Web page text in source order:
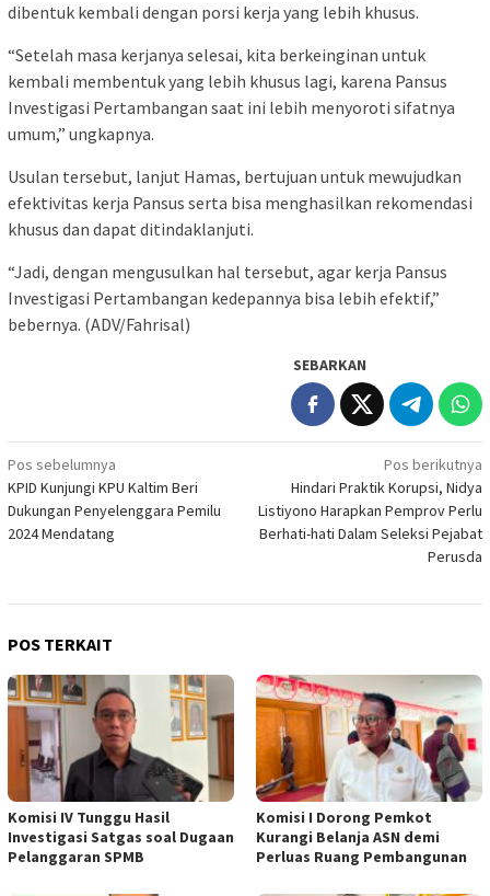
dibentuk kembali dengan porsi kerja yang lebih khusus.
“Setelah masa kerjanya selesai, kita berkeinginan untuk
kembali membentuk yang lebih khusus lagi, karena Pansus
Investigasi Pertambangan saat ini lebih menyoroti sifatnya
umum,” ungkapnya.
Usulan tersebut, lanjut Hamas, bertujuan untuk mewujudkan
efektivitas kerja Pansus serta bisa menghasilkan rekomendasi
khusus dan dapat ditindaklanjuti.
“Jadi, dengan mengusulkan hal tersebut, agar kerja Pansus
Investigasi Pertambangan kedepannya bisa lebih efektif,”
bebernya. (ADV/Fahrisal)
SEBARKAN
Navigasi
pos
Pos sebelumnya
KPID Kunjungi KPU Kaltim Beri
Dukungan Penyelenggara Pemilu
2024 Mendatang
Pos berikutnya
Hindari Praktik Korupsi, Nidya
Listiyono Harapkan Pemprov Perlu
Berhati-hati Dalam Seleksi Pejabat
Perusda
POS TERKAIT
Komisi IV Tunggu Hasil
Investigasi Satgas soal Dugaan
Pelanggaran SPMB
Komisi I Dorong Pemkot
Kurangi Belanja ASN demi
Perluas Ruang Pembangunan